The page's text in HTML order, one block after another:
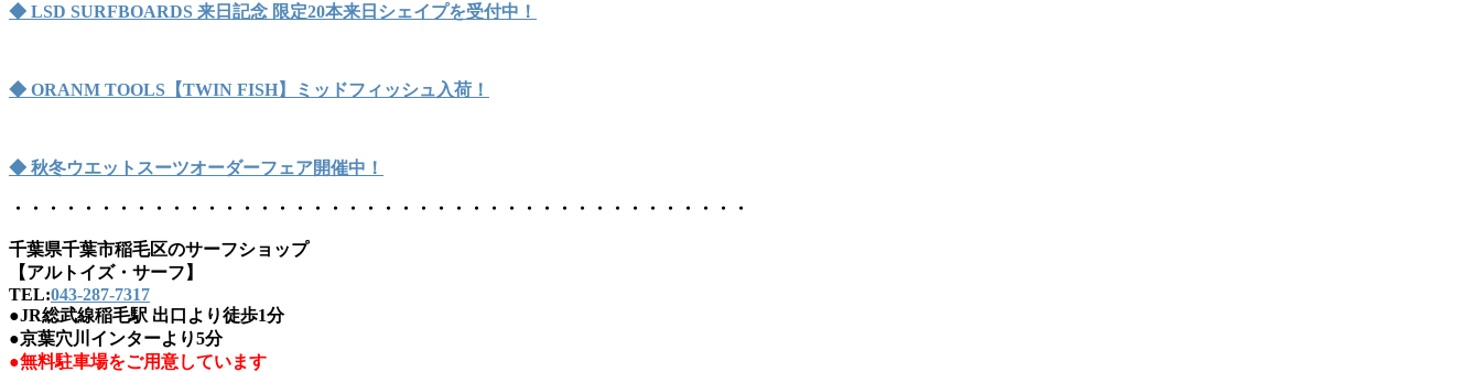
◆ LSD SURFBOARDS 来日記念 限定20本来日シェイプを受付中！
◆ ORANM TOOLS【TWIN FISH】ミッドフィッシュ入荷！
◆ 秋冬ウエットスーツオーダーフェア開催中！
・・・・・・・・・・・・・・・・・・・・・・・・・・・・・・・・・・・・・・・・・・
千葉県千葉市稲毛区のサーフショップ
【アルトイズ・サーフ】
TEL:043-287-7317
●JR総武線稲毛駅 出口より徒歩1分
●京葉穴川インターより5分
●無料駐車場をご用意しています